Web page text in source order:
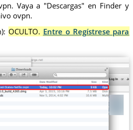
Vaya a "Descargas" en Finder y
ovpn.
OCULTO. Entre o Regístrese para
States-Netflix.ovpn